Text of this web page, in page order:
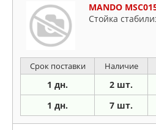
MANDO
Стойка
Срок поставки Наличие
1 дн. 2 шт.
1 дн. 7 шт.